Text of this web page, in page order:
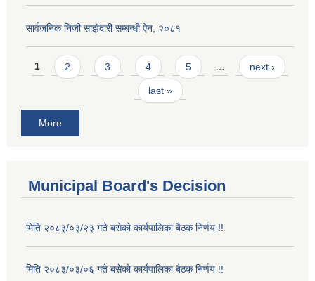
सार्वजनिक निजी साझेदारी सम्बन्धी ऐन, २०८१
Pages
1 2 3 4 5 … next ›
last »
More
Municipal Board's Decision
मिति २०८३/०३/२३ गते बसेको कार्यपालिका बैठक निर्णय !!
मिति २०८३/०३/०६ गते बसेको कार्यपालिका बैठक निर्णय !!